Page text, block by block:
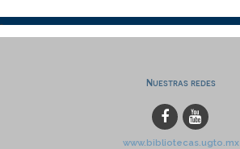
Nuestras redes
www.bibliotecas.ugto.mx